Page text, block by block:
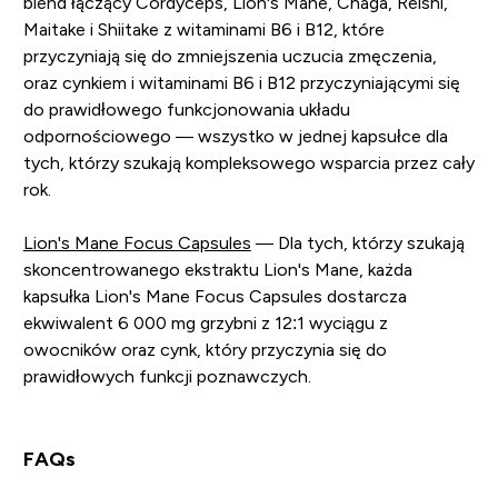
Maitake i Shiitake z witaminami B6 i B12, które
przyczyniają się do zmniejszenia uczucia zmęczenia,
oraz cynkiem i witaminami B6 i B12 przyczyniającymi się
do prawidłowego funkcjonowania układu
odpornościowego — wszystko w jednej kapsułce dla
tych, którzy szukają kompleksowego wsparcia przez cały
rok.
Lion's Mane Focus Capsules — Dla tych, którzy szukają
skoncentrowanego ekstraktu Lion's Mane, każda
kapsułka Lion's Mane Focus Capsules dostarcza
ekwiwalent 6 000 mg grzybni z 12:1 wyciągu z
owocników oraz cynk, który przyczynia się do
prawidłowych funkcji poznawczych.
FAQs